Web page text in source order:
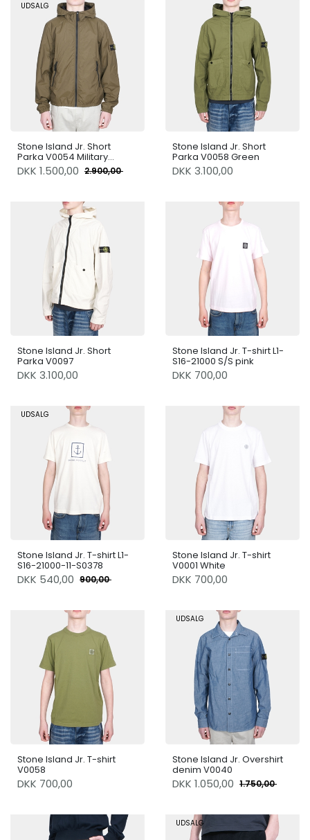
UDSALG
Stone Island Jr. Short
Parka V0054 Military
Green
DKK 1.500,00 2.900,00
Stone Island Jr. Short
Parka V0058 Green
DKK 3.100,00
Stone Island Jr. Short
Parka V0097
DKK 3.100,00
Stone Island Jr. T-shirt L1-
S16-21000 S/S pink
DKK 700,00
UDSALG
Stone Island Jr. T-shirt L1-
S16-21000-11-S0378
DKK 540,00 900,00
Stone Island Jr. T-shirt
V0001 White
DKK 700,00
Stone Island Jr. T-shirt
V0058
DKK 700,00
UDSALG
Stone Island Jr. Overshirt
denim V0040
DKK 1.050,00 1.750,00
UDSALG